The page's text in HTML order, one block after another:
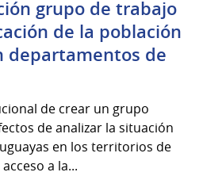
grupo de trabajo
de la población
departamentos de
de crear un grupo
de analizar la situación
en los territorios de
a la...